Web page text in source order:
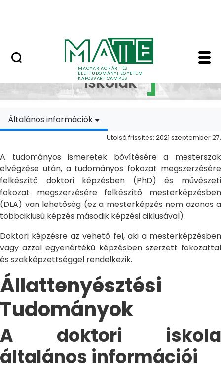
MAGYAR AGRÁR- ÉS
ÉLETTUDOMÁNYI EGYETEM
KAPOSVÁRI CAMPUS
Doktori Iskolák -
Doktori
Iskolák
Általános információk
Utolsó frissítés: 2021 szeptember 27.
A tudományos ismeretek bővítésére a mesterszak
elvégzése után, a tudományos fokozat megszerzésére
felkészítő doktori képzésben (PhD) és művészeti
fokozat megszerzésére felkészítő mesterképzésben
(DLA) van lehetőség (ez a mesterképzés nem azonos a
többciklusú képzés második képzési ciklusával).
Doktori képzésre az vehető fel, aki a mesterképzésben
vagy azzal egyenértékű képzésben szerzett fokozattal
és szakképzettséggel rendelkezik.
Állattenyésztési
Tudományok
A doktori iskola
általános információi